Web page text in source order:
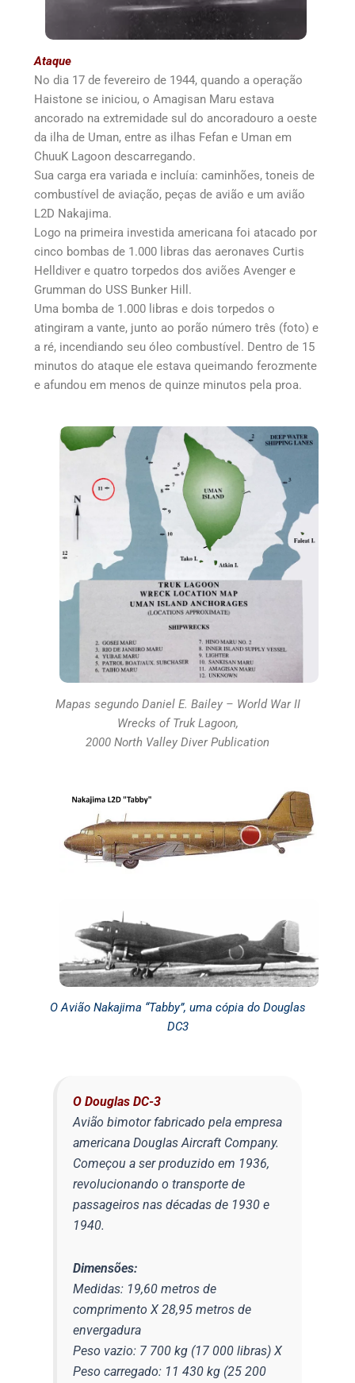
Ataque
No dia 17 de fevereiro de 1944, quando a operação
Haistone se iniciou, o Amagisan Maru estava
ancorado na extremidade sul do ancoradouro a oeste
da ilha de Uman, entre as ilhas Fefan e Uman em
ChuuK Lagoon descarregando.
Sua carga era variada e incluía: caminhões, toneis de
combustível de aviação, peças de avião e um avião
L2D Nakajima.
Logo na primeira investida americana foi atacado por
cinco bombas de 1.000 libras das aeronaves Curtis
Helldiver e quatro torpedos dos aviões Avenger e
Grumman do USS Bunker Hill.
Uma bomba de 1.000 libras e dois torpedos o
atingiram a vante, junto ao porão número três (foto) e
a ré, incendiando seu óleo combustível. Dentro de 15
minutos do ataque ele estava queimando ferozmente
e afundou em menos de quinze minutos pela proa.
Mapas segundo Daniel E. Bailey – World War II
Wrecks of Truk Lagoon,
2000 North Valley Diver Publication
O Avião Nakajima “Tabby”, uma cópia do Douglas
DC3
O Douglas DC-3
Avião bimotor fabricado pela empresa
americana Douglas Aircraft Company.
Começou a ser produzido em 1936,
revolucionando o transporte de
passageiros nas décadas de 1930 e
1940.
Dimensões:
Medidas: 19,60 metros de
comprimento X 28,95 metros de
envergadura
Peso vazio: 7 700 kg (17 000 libras) X
Peso carregado: 11 430 kg (25 200